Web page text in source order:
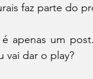
faz parte do
apenas um
vai dar o play?